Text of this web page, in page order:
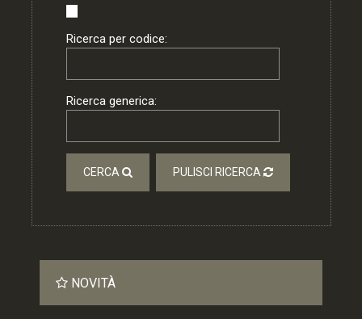
Ricerca per codice:
Ricerca generica:
CERCA PULISCI RICERCA
NOVITÀ